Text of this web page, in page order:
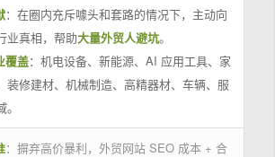
：在圈内充斥噱头和套路的情况下，主动向
业真相，帮助大量外贸人避坑。
覆盖：机电设备、新能源、AI 应用工具、家
装修建材、机械制造、高精器材、车辆、服
：摒弃高价暴利，外贸网站 SEO 成本 + 合